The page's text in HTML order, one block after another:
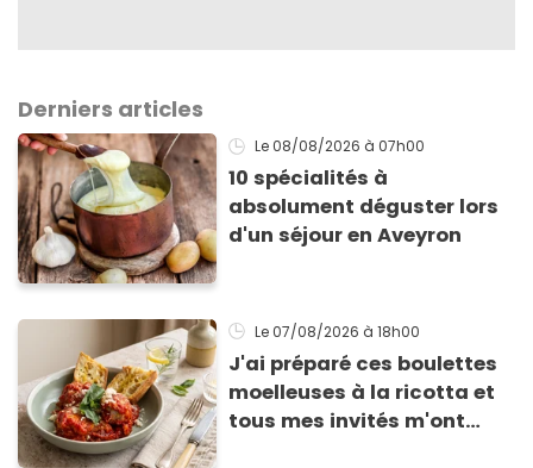
Derniers articles
Le 08/08/2026 à 07h00
10 spécialités à
absolument déguster lors
d'un séjour en Aveyron
Le 07/08/2026 à 18h00
J'ai préparé ces boulettes
moelleuses à la ricotta et
tous mes invités m'ont